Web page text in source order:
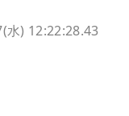
水) 12:22:28.43